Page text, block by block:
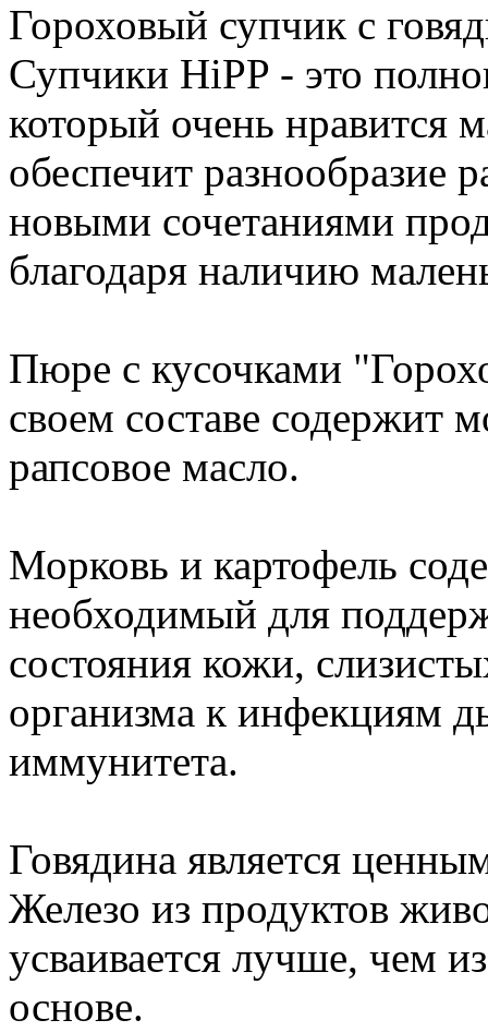
Гороховый супчик с
Супчики HiPP - это
который очень нравится
обеспечит разнообразие
новыми сочетаниями
благодаря наличию
Пюре с кусочками
своем составе содержит
рапсовое масло.
Морковь и картофель
необходимый для
состояния кожи,
организма к инфекциям
иммунитета.
Говядина является
Железо из продуктов
усваивается лучше, чем
основе.